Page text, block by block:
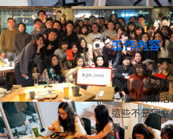
工作內容
我們相信每
擎的傳播燃
一哩。你辦
這些不是獨立
看。